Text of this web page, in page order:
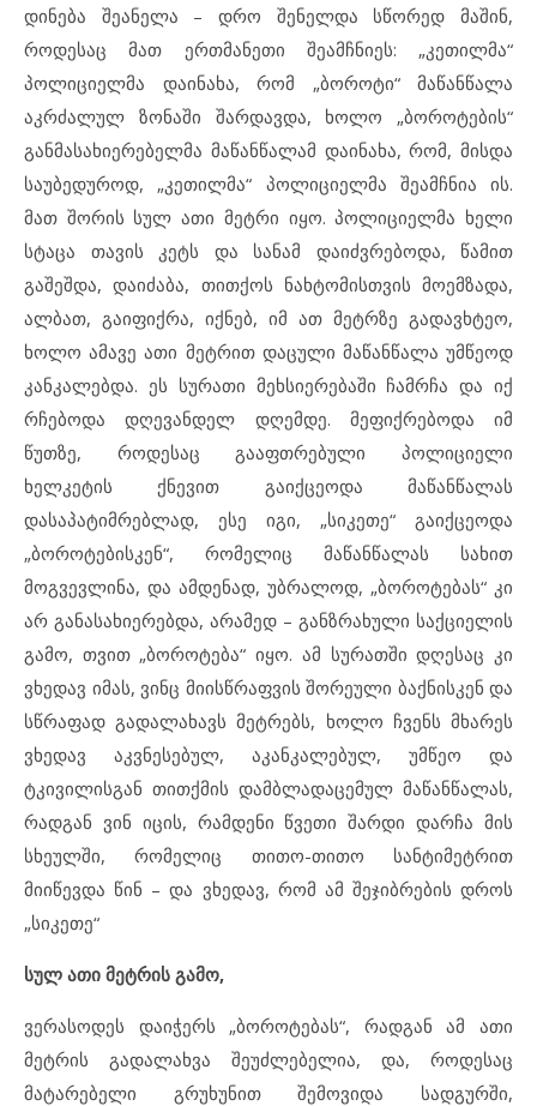
დინება შეანელა – დრო შენელდა სწორედ მაშინ,
როდესაც მათ ერთმანეთი შეამჩნიეს: „კეთილმა“
პოლიციელმა დაინახა, რომ „ბოროტი“ მაწანწალა
აკრძალულ ზონაში შარდავდა, ხოლო „ბოროტების“
განმასახიერებელმა მაწანწალამ დაინახა, რომ, მისდა
საუბედუროდ, „კეთილმა“ პოლიციელმა შეამჩნია ის.
მათ შორის სულ ათი მეტრი იყო. პოლიციელმა ხელი
სტაცა თავის კეტს და სანამ დაიძვრებოდა, წამით
გაშეშდა, დაიძაბა, თითქოს ნახტომისთვის მოემზადა,
ალბათ, გაიფიქრა, იქნებ, იმ ათ მეტრზე გადავხტეო,
ხოლო ამავე ათი მეტრით დაცული მაწანწალა უმწეოდ
კანკალებდა. ეს სურათი მეხსიერებაში ჩამრჩა და იქ
რჩებოდა დღევანდელ დღემდე. მეფიქრებოდა იმ
წუთზე, როდესაც გააფთრებული პოლიციელი
ხელკეტის ქნევით გაიქცეოდა მაწანწალას
დასაპატიმრებლად, ესე იგი, „სიკეთე“ გაიქცეოდა
„ბოროტებისკენ“, რომელიც მაწანწალას სახით
მოგვევლინა, და ამდენად, უბრალოდ, „ბოროტებას“ კი
არ განასახიერებდა, არამედ – განზრახული საქციელის
გამო, თვით „ბოროტება“ იყო. ამ სურათში დღესაც კი
ვხედავ იმას, ვინც მიისწრაფვის შორეული ბაქნისკენ და
სწრაფად გადალახავს მეტრებს, ხოლო ჩვენს მხარეს
ვხედავ აკვნესებულ, აკანკალებულ, უმწეო და
ტკივილისგან თითქმის დამბლადაცემულ მაწანწალას,
რადგან ვინ იცის, რამდენი წვეთი შარდი დარჩა მის
სხეულში, რომელიც თითო-თითო სანტიმეტრით
მიიწევდა წინ – და ვხედავ, რომ ამ შეჯიბრების დროს
„სიკეთე“
სულ ათი მეტრის გამო,
ვერასოდეს დაიჭერს „ბოროტებას“, რადგან ამ ათი
მეტრის გადალახვა შეუძლებელია, და, როდესაც
მატარებელი გრუხუნით შემოვიდა სადგურში,